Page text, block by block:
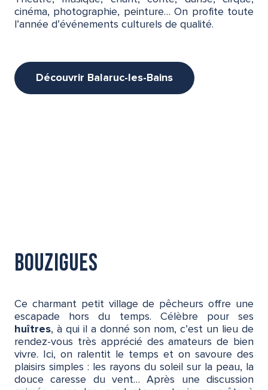
cinéma, photographie, peinture… On profite toute
l’année d’événements culturels de qualité.
Découvrir Balaruc-les-Bains
Bouzigues
Ce charmant petit village de pêcheurs offre une
escapade hors du temps. Célèbre pour ses
huîtres, à qui il a donné son nom, c’est un lieu de
rendez-vous très apprécié des amateurs de bien
vivre. Ici, on ralentit le temps et on savoure des
plaisirs simples : les rayons du soleil sur la peau, la
douce caresse du vent… Après une discussion